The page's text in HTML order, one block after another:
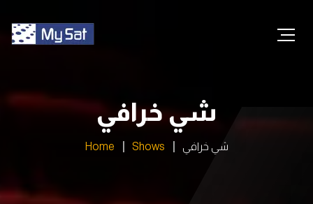
شي خرافي
Home Shows شي خرافي